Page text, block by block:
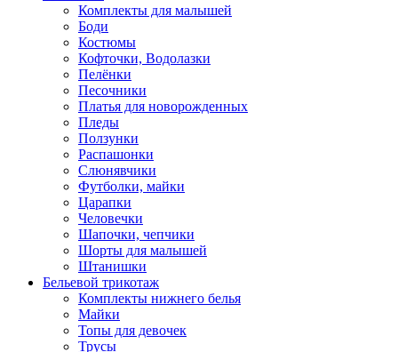
Комплекты для малышей
Боди
Костюмы
Кофточки, Водолазки
Пелёнки
Песочники
Платья для новорожденных
Пледы
Ползунки
Распашонки
Слюнявчики
Футболки, майки
Царапки
Человечки
Шапочки, чепчики
Шорты для малышей
Штанишки
Бельевой трикотаж
Комплекты нижнего белья
Майки
Топы для девочек
Трусы